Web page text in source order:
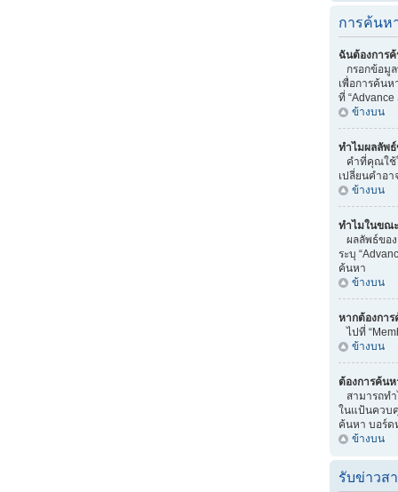
การค้นห
ฉันต้องการ
กรอกข้อมู
เพื่อการค้นห
ที่
ข้างบน
ทำไมผลลัพธ์
คำที่คุณใช้
เปลี่ยนคำอ
ข้างบน
ทำไมในขณ
ผลลัพธ์ขอ
ระบุ
ค้นหา
ข้างบน
หากต้องกา
ไปที่
ข้างบน
ต้องการค้น
สามารถทำ
ในแป้นควบ
ค้นหา บอร์ด
ข้างบน
รับข่าวส